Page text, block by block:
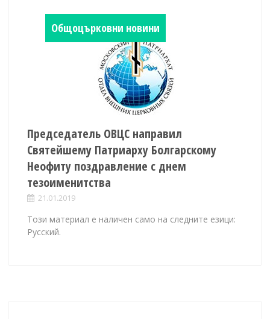
Общоцърковни новини
Председатель ОВЦС направил
Святейшему Патриарху Болгарскому
Неофиту поздравление с днем
тезоименитства
21.01.2019
Този материал е наличен само на следните езици:
Русский.